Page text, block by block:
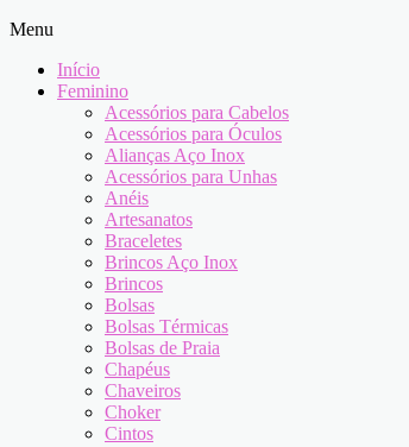
Menu
Início
Feminino
Acessórios para Cabelos
Acessórios para Óculos
Alianças Aço Inox
Acessórios para Unhas
Anéis
Artesanatos
Braceletes
Brincos Aço Inox
Brincos
Bolsas
Bolsas Térmicas
Bolsas de Praia
Chapéus
Chaveiros
Choker
Cintos